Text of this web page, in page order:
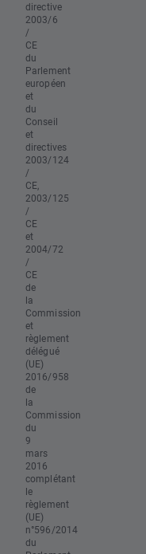
directive
2003/6
/
CE
du
Parlement
européen
et
du
Conseil
et
directives
2003/124
/
CE,
2003/125
/
CE
et
2004/72
/
CE
de
la
Commission
et
règlement
délégué
(UE)
2016/958
de
la
Commission
du
9
mars
2016
complétant
le
règlement
(UE)
n°596/2014
du